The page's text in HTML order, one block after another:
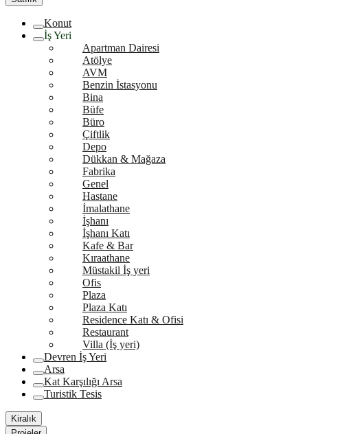
Konut
İş Yeri
Apartman Dairesi
Atölye
AVM
Benzin İstasyonu
Bina
Büfe
Büro
Çiftlik
Depo
Dükkan & Mağaza
Fabrika
Genel
Hastane
İmalathane
İşhanı
İşhanı Katı
Kafe & Bar
Kıraathane
Müstakil İş yeri
Ofis
Plaza
Plaza Katı
Residence Katı & Ofisi
Restaurant
Villa (İş yeri)
Devren İş Yeri
Arsa
Kat Karşılığı Arsa
Turistik Tesis
Kiralık